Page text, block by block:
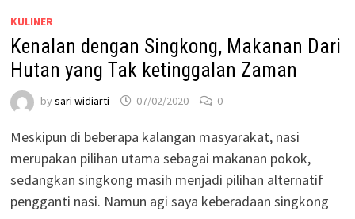
KULINER
Kenalan dengan Singkong, Makanan Dari
Hutan yang Tak ketinggalan Zaman
by sari widiarti 07/02/2020 0
Meskipun di beberapa kalangan masyarakat, nasi
merupakan pilihan utama sebagai makanan pokok,
sedangkan singkong masih menjadi pilihan alternatif
pengganti nasi. Namun agi saya keberadaan singkong